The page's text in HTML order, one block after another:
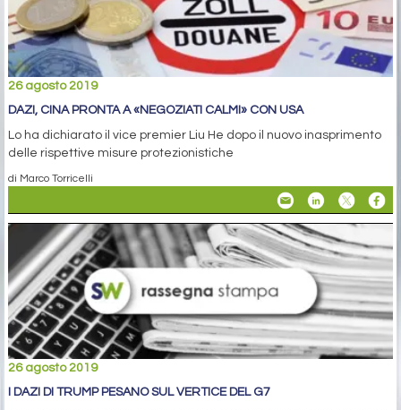
26 agosto 2019
DAZI, CINA PRONTA A «NEGOZIATI CALMI» CON USA
Lo ha dichiarato il vice premier Liu He dopo il nuovo inasprimento
delle rispettive misure protezionistiche
di Marco Torricelli
26 agosto 2019
I DAZI DI TRUMP PESANO SUL VERTICE DEL G7